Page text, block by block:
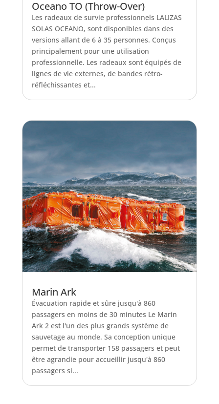
Oceano TO (Throw-Over)
Les radeaux de survie professionnels LALIZAS
SOLAS OCEANO, sont disponibles dans des
versions allant de 6 à 35 personnes. Conçus
principalement pour une utilisation
professionnelle. Les radeaux sont équipés de
lignes de vie externes, de bandes rétro-
réfléchissantes et...
Marin Ark
Évacuation rapide et sûre jusqu'à 860
passagers en moins de 30 minutes Le Marin
Ark 2 est l'un des plus grands système de
sauvetage au monde. Sa conception unique
permet de transporter 158 passagers et peut
être agrandie pour accueillir jusqu'à 860
passagers si...